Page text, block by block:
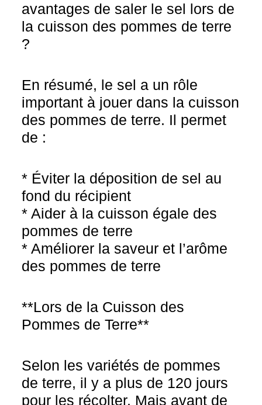
avantages de saler le sel lors de
la cuisson des pommes de terre
?
En résumé, le sel a un rôle
important à jouer dans la cuisson
des pommes de terre. Il permet
de :
* Éviter la déposition de sel au
fond du récipient
* Aider à la cuisson égale des
pommes de terre
* Améliorer la saveur et l’arôme
des pommes de terre
**Lors de la Cuisson des
Pommes de Terre**
Selon les variétés de pommes
de terre, il y a plus de 120 jours
pour les récolter. Mais avant de